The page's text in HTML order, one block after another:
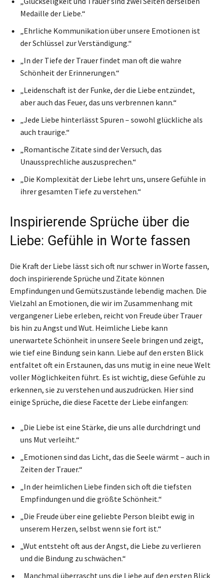
Medaille der Liebe.“
„Ehrliche Kommunikation über unsere Emotionen ist
der Schlüssel zur Verständigung.“
„In der Tiefe der Trauer findet man oft die wahre
Schönheit der Erinnerungen.“
„Leidenschaft ist der Funke, der die Liebe entzündet,
aber auch das Feuer, das uns verbrennen kann.“
„Jede Liebe hinterlässt Spuren – sowohl glückliche als
auch traurige.“
„Romantische Zitate sind der Versuch, das
Unaussprechliche auszusprechen.“
„Die Komplexität der Liebe lehrt uns, unsere Gefühle in
ihrer gesamten Tiefe zu verstehen.“
Inspirierende Sprüche über die
Liebe: Gefühle in Worte fassen
Die Kraft der Liebe lässt sich oft nur schwer in Worte fassen,
doch inspirierende Sprüche und Zitate können
Empfindungen und Gemütszustände lebendig machen. Die
Vielzahl an Emotionen, die wir im Zusammenhang mit
vergangener Liebe erleben, reicht von Freude über Trauer
bis hin zu Angst und Wut. Heimliche Liebe kann
unerwartete Schönheit in unsere Seele bringen und zeigt,
wie tief eine Bindung sein kann. Liebe auf den ersten Blick
entfaltet oft ein Erstaunen, das uns mutig in eine neue Welt
voller Möglichkeiten führt. Es ist wichtig, diese Gefühle zu
erkennen, sie zu verstehen und auszudrücken. Hier sind
einige Sprüche, die diese Facette der Liebe einfangen:
„Die Liebe ist eine Stärke, die uns alle durchdringt und
uns Mut verleiht.“
„Emotionen sind das Licht, das die Seele wärmt – auch in
Zeiten der Trauer.“
„In der heimlichen Liebe finden sich oft die tiefsten
Empfindungen und die größte Schönheit.“
„Die Freude über eine geliebte Person bleibt ewig in
unserem Herzen, selbst wenn sie fort ist.“
„Wut entsteht oft aus der Angst, die Liebe zu verlieren
und die Bindung zu schwächen.“
„Manchmal überrascht uns die Liebe auf den ersten Blick